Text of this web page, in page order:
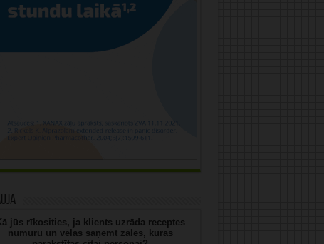
jūs rīkosities, ja klients uzrāda receptes
numuru un vēlas saņemt zāles, kuras